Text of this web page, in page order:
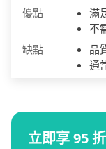
優點
滿
不
缺點
品
通
立即享 95